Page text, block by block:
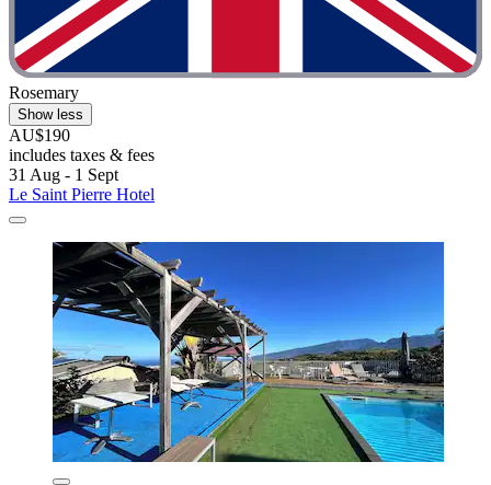
Rosemary
Show less
AU$190
includes taxes & fees
31 Aug - 1 Sept
Le Saint Pierre Hotel